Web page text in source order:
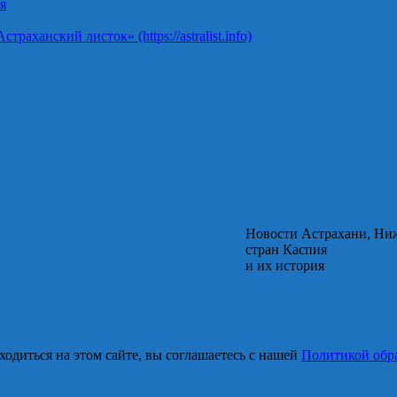
листок» (https://astralist.info)
Новости Астрахани,
стран Каспия
и их история
на этом сайте, вы соглашаетесь с нашей Политикой